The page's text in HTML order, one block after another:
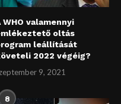
WHO valamennyi
oltás
leállítását
2022 végéig?
9, 2021
8